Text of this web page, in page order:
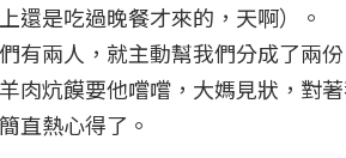
還是吃過晚餐才來的，天啊）。
有兩人，就主動幫我們分成了兩
肉炕饃要他嚐嚐，大媽見狀，對
直熱心得了。